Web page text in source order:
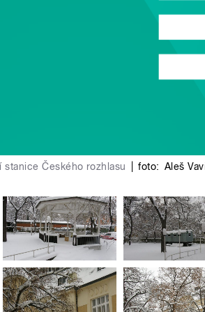
stanice Českého rozhlasu foto: Aleš